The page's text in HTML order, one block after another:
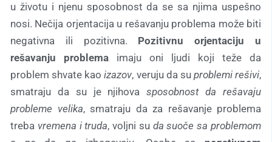
u životu i njenu sposobnost da se sa njima uspešno
nosi. Nečija orjentacija u rešavanju problema može biti
negativna ili pozitivna. Pozitivnu orjentaciju u
rešavanju problema imaju oni ljudi koji teže da
problem shvate kaoizazov, veruju da su problemi rešivi,
smatraju da su je njihovasposobnost da rešavaju
probleme velika, smatraju da za rešavanje problema
treba vremena i truda, voljni su da suoče sa problemom